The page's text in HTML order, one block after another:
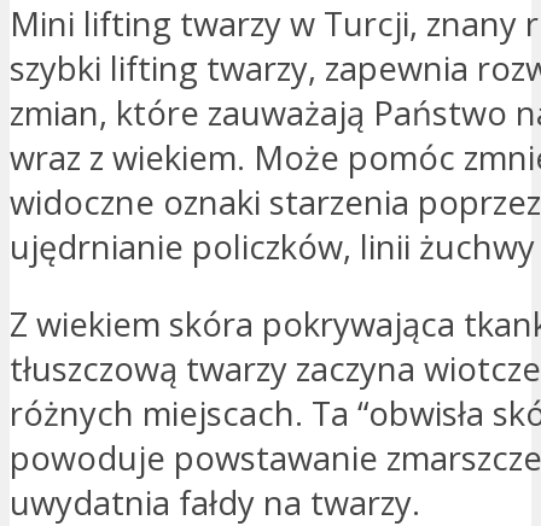
Mini lifting twarzy w Turcji, znany
szybki lifting twarzy, zapewnia
zmian, które zauważają Państwo
wraz z wiekiem. Może pomóc
widoczne oznaki starzenia
ujędrnianie policzków, linii żuchwy
Z wiekiem skóra pokrywająca
tłuszczową twarzy zaczyna
różnych miejscach. Ta “obwisła
powoduje powstawanie
uwydatnia fałdy na twarzy.